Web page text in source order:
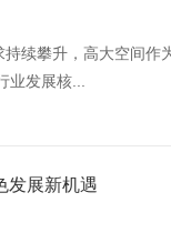
续攀升，高大空间作
发展核...
发展新机遇